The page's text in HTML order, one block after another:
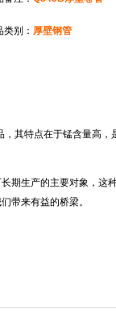
类别： 厚壁钢管
其特点在于锰含量高，
期生产的主要对象，这
带来有益的桥梁。